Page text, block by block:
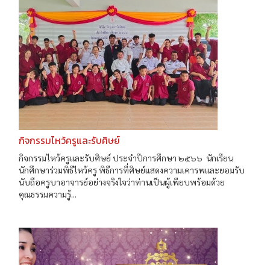
กิจกรรมไหว้ครูและรับศิษย์
กิจกรรมไหว้ครูและรับศิษย์ ประจำปีการศึกษา ๒๕๖๖ นักเรียน
นักศึกษาร่วมพิธีไหว้ครู พิธีการที่ศิษย์แสดงความเคารพและยอมรับ
นับถือครูบาอาจารย์อย่างจริงใจว่าท่านเป็นผู้เพียบพร้อมด้วย
คุณธรรมความรู้...